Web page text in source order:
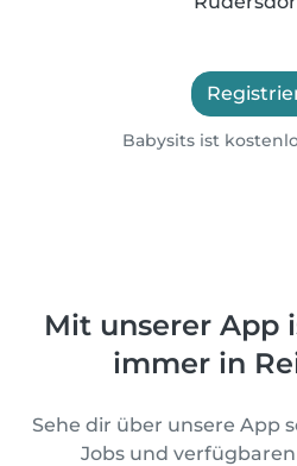
Babysits ist
Mit unserer App
immer in
Sehe dir über unsere App
Jobs und